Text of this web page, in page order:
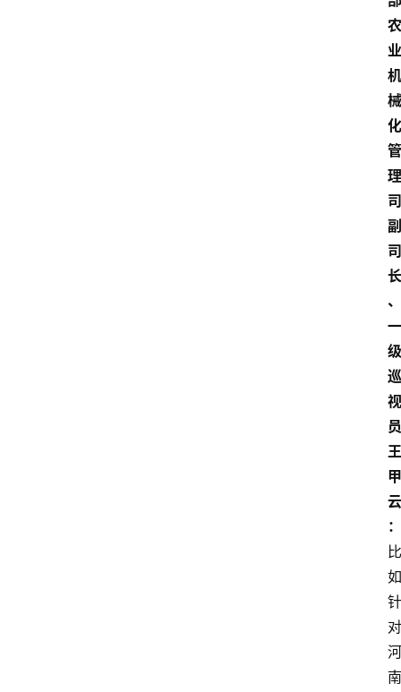
农
业
机
械
化
管
理
司
副
司
长
、
一
级
巡
视
员
王
甲
云
：
比
如
针
对
河
南